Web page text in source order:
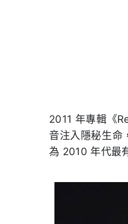
2011 年專輯《
音注入隱秘生命
為 2010 年代最